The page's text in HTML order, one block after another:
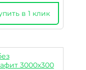
в 1 клик
3000х300